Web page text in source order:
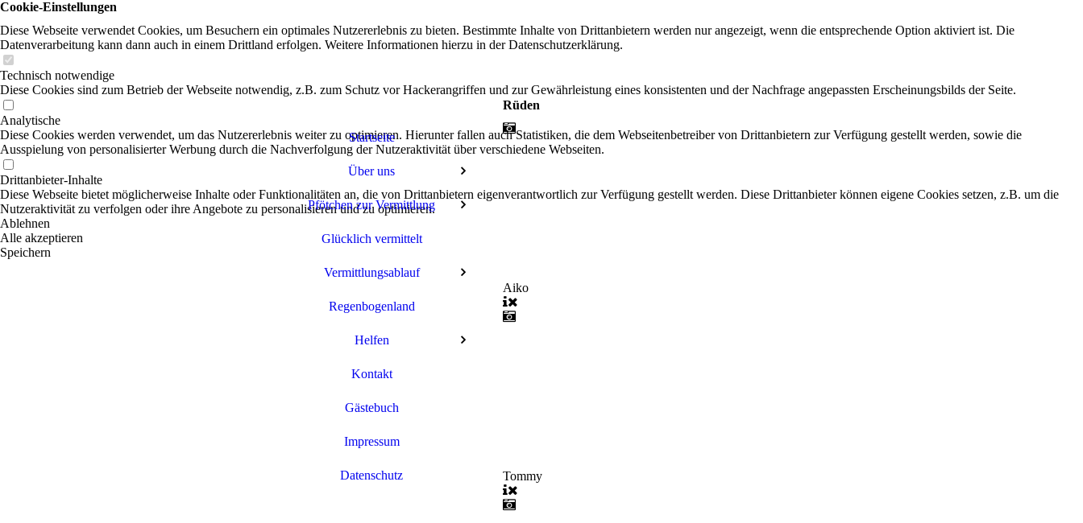
Startseite
Über uns
Pfötchen zur Vermittlung
Glücklich vermittelt
Vermittlungsablauf
Regenbogenland
Helfen
Kontakt
Gästebuch
Impressum
Datenschutz
Rüden
Aiko
Tommy
Cookie-Einstellungen
Diese Webseite verwendet Cookies, um Besuchern ein optimales Nutzererlebnis zu bieten. Bestimmte Inhalte von Drittanbietern werden nur angezeigt, wenn die entsprechende Option aktiviert ist. Die
Datenverarbeitung kann dann auch in einem Drittland erfolgen. Weitere Informationen hierzu in der Datenschutzerklärung.
Technisch notwendige
Diese Cookies sind zum Betrieb der Webseite notwendig, z.B. zum Schutz vor Hackerangriffen und zur Gewährleistung eines konsistenten und der Nachfrage angepassten Erscheinungsbilds der Seite.
Analytische
Diese Cookies werden verwendet, um das Nutzererlebnis weiter zu optimieren. Hierunter fallen auch Statistiken, die dem Webseitenbetreiber von Drittanbietern zur Verfügung gestellt werden, sowie die
Ausspielung von personalisierter Werbung durch die Nachverfolgung der Nutzeraktivität über verschiedene Webseiten.
Drittanbieter-Inhalte
Diese Webseite bietet möglicherweise Inhalte oder Funktionalitäten an, die von Drittanbietern eigenverantwortlich zur Verfügung gestellt werden. Diese Drittanbieter können eigene Cookies setzen, z.B. um die
Nutzeraktivität zu verfolgen oder ihre Angebote zu personalisieren und zu optimieren.
Ablehnen
Alle akzeptieren
Speichern